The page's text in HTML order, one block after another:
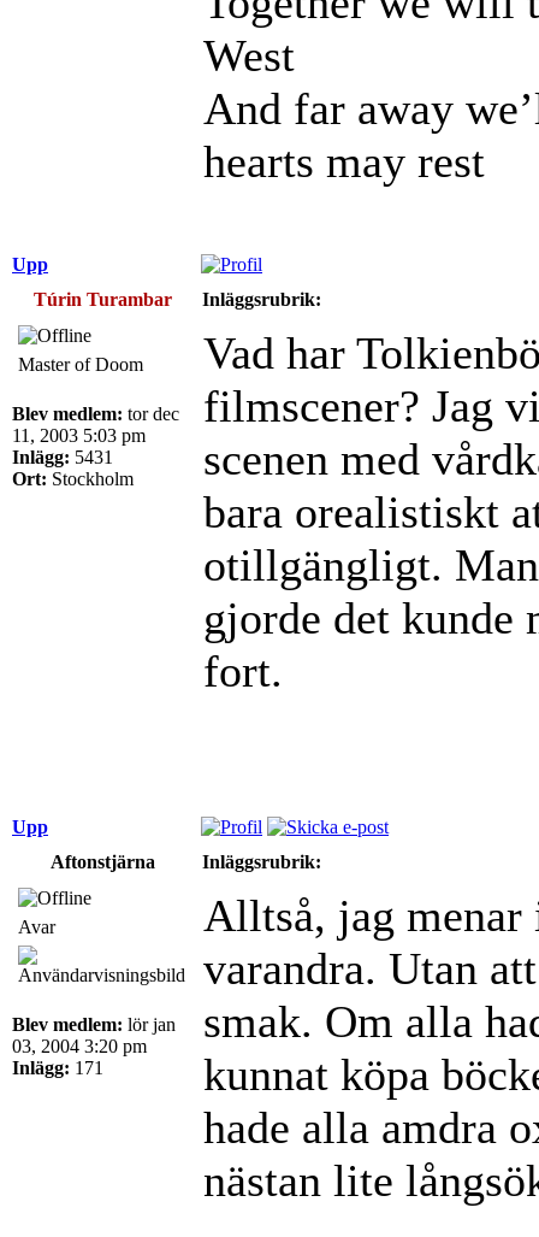
West
And far away
hearts may rest
Upp
Túrin Turambar
Inläggsrubrik:
Master of Doom
Blev medlem: tor dec
11, 2003 5:03 pm
Inlägg: 5431
Ort: Stockholm
Vad har
filmscener? Jag
scenen med
bara orealistiskt
otillgängligt.
gjorde det kunde
fort.
Upp
Aftonstjärna
Inläggsrubrik:
Avar
Blev medlem: lör jan
03, 2004 3:20 pm
Inlägg: 171
Alltså, jag
varandra. Utan
smak. Om alla
kunnat köpa
hade alla amdra
nästan lite